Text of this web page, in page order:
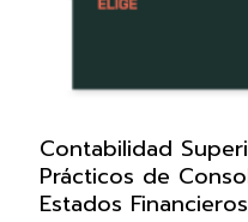
Contabilidad
Prácticos de
Estados